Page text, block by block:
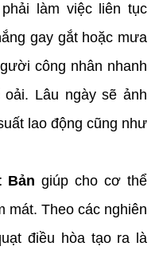
làm việc liên tục
gay gắt hoặc mưa
công nhân nhanh
Lâu ngày sẽ ảnh
lao động cũng như
Bản giúp cho cơ thể
mát. Theo các nghiên
điều hòa tạo ra là